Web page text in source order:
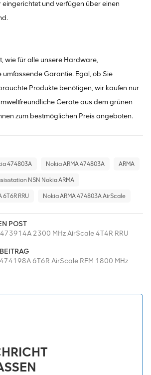
und verfügen über einen
wie für alle unsere Hardware,
Garantie. Egal, ob Sie
Produkte benötigen, wir kaufen nur
Geräte aus dem grünen
zum bestmöglichen Preis angeboten.
474803A Nokia ARMA 474803A ARMA
NSN Nokia ARMA
RRU Nokia ARMA 474803A AirScale
POST
2300 MHz AirScale 4T4R RRU
6T6R AirScale RFM 1800 MHz